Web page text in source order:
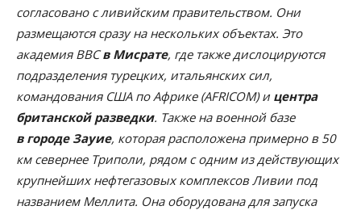
согласовано с ливийским правительством. Они
размещаются сразу на нескольких объектах. Это
академия ВВСв Мисрате, где также дислоцируются
подразделения турецких, итальянских сил,
командования США по Африке (AFRICOM) и центра
британской разведки. Также на военной базе
в городе Зауие, которая расположена примерно в 50
км севернее Триполи, рядом с одним из действующих
крупнейших нефтегазовых комплексов Ливии под
названием Меллита. Она оборудована для запуска